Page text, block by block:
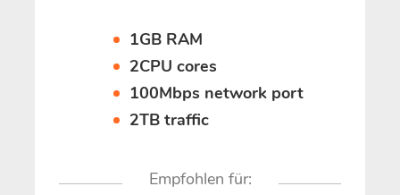
1GB RAM
2CPU cores
100Mbps network port
2TB traffic
Empfohlen für: